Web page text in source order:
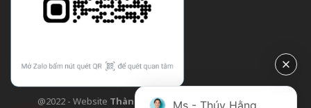
@2022 - Website Thành Công Flower| Design bởi
Ms - Thúy Hằng